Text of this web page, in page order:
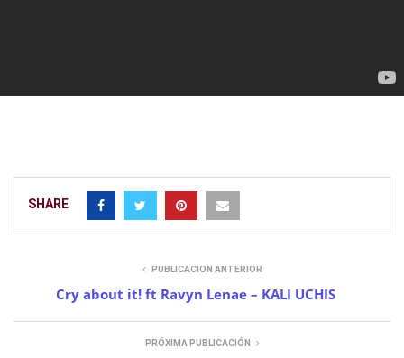
SHARE
PUBLICACIÓN ANTERIOR
Cry about it! ft Ravyn Lenae – KALI UCHIS
PRÓXIMA PUBLICACIÓN